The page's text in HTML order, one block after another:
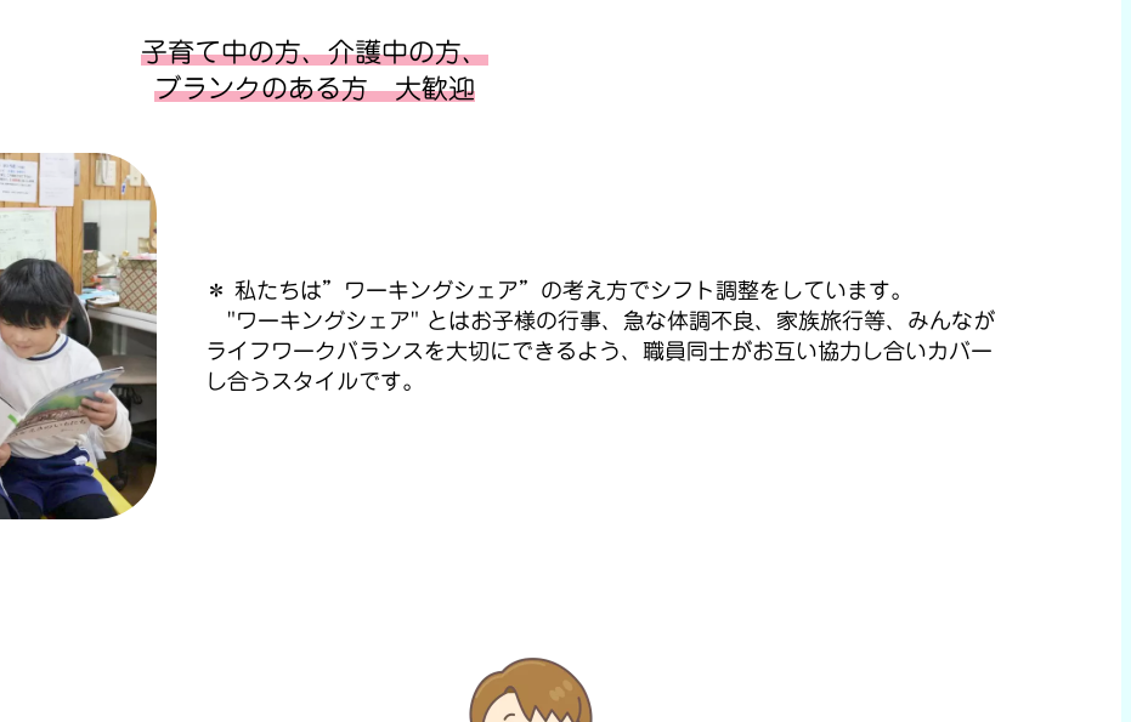
子育て中の方、介護中の方、
ブランクのある方 大歓迎
＊ 私たちは”ワーキングシェア”の考え方でシフト調整をしています。
"ワーキングシェア" とはお子様の行事、急な体調不良、家族旅行等、みんなが
ライフワークバランスを大切にできるよう、職員同士がお互い協力し合いカバー
し合うスタイルです。